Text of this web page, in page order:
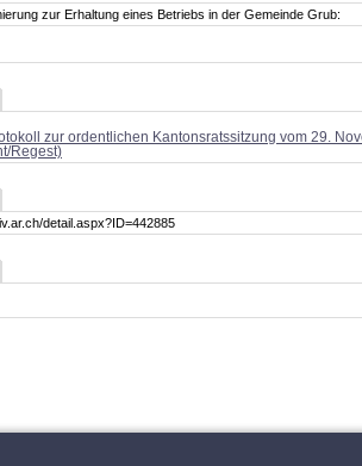
zur Erhaltung eines Betriebs in der Gemeinde Grub:
zur ordentlichen Kantonsratssitzung vom 29.
Regest)
detail.aspx?ID=442885